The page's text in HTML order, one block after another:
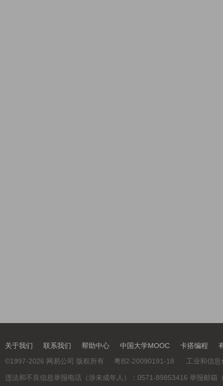
关于我们 联系我们 帮助中心 中国大学MOOC 卡搭编程
©1997-2026 网易公司 版权所有 粤B2-20090191-18 工业和信
违法和不良信息举报电话（涉未成年人）：0571-89853416 举报邮